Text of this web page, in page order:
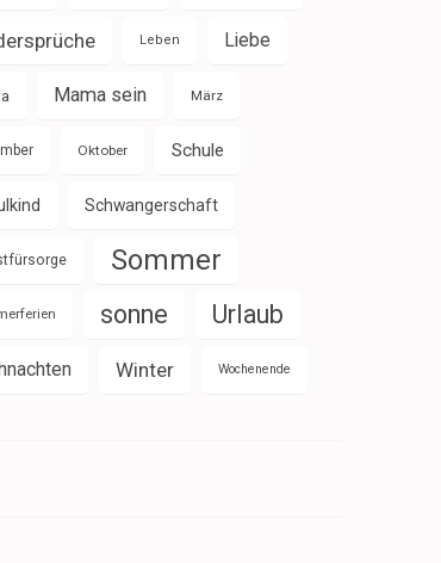
Leben Liebe
Mama sein März
Oktober Schule
Schwangerschaft
Sommer
sonne Urlaub
Winter Wochenende